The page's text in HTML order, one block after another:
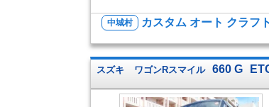
中城村 カスタム オート クラフト
スズキ ワゴンRスマイル 660 G